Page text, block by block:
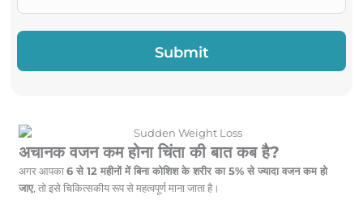
अचानक वजन कम होना चिंता की बात कब है?
अगर आपका6 से 12 महीनों में बिना कोशिश के शरीर का 5% से ज्यादा वजन कम हो
जाए, तो इसे चिकित्सकीय रूप से महत्वपूर्ण माना जाता है।